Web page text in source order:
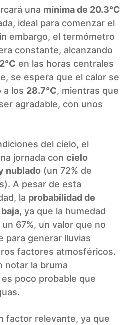
una mínima de 20.3°C
ideal para comenzar el
embargo, el termómetro
constante, alcanzando
en las horas centrales
se espera que el calor se
a los 28.7°C, mientras que
agradable, con unos
del cielo, el
jornada con cielo
nublado (un 72% de
A pesar de esta
la probabilidad de
, ya que la humedad
67%, un valor que no
para generar lluvias
factores atmosféricos.
notar la bruma
poco probable que
factor relevante, ya que